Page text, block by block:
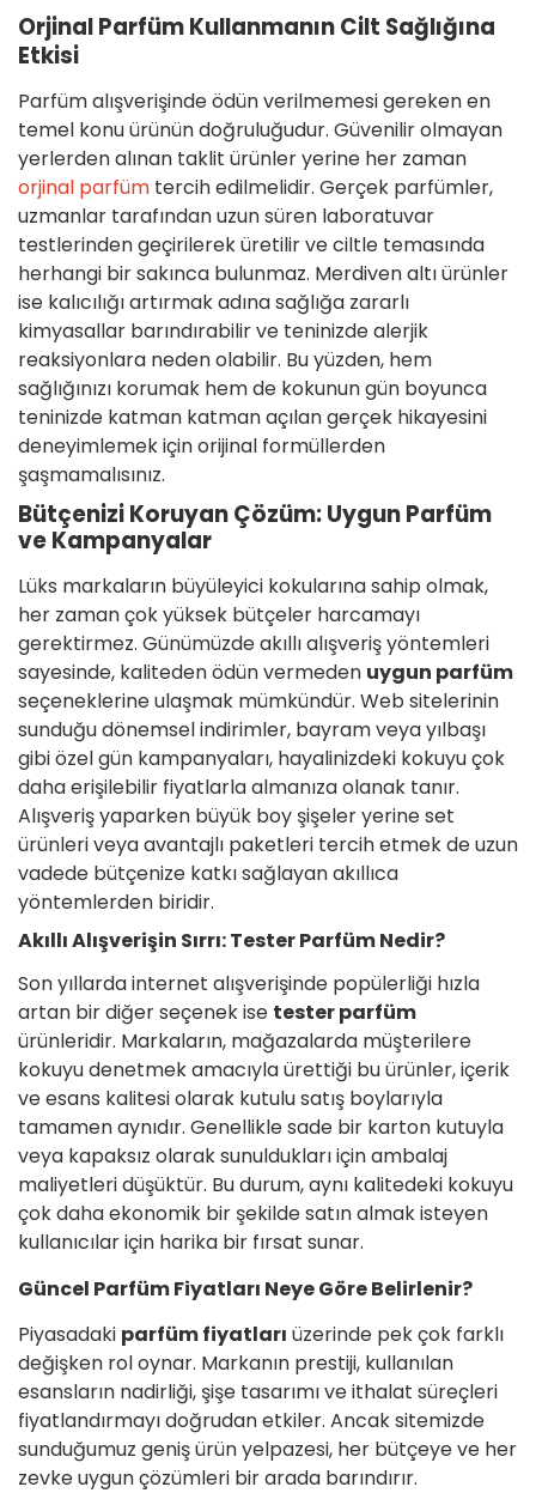
Orjinal Parfüm Kullanmanın Cilt Sağlığına
Etkisi
Parfüm alışverişinde ödün verilmemesi gereken en
temel konu ürünün doğruluğudur. Güvenilir olmayan
yerlerden alınan taklit ürünler yerine her zaman
orjinal parfüm tercih edilmelidir. Gerçek parfümler,
uzmanlar tarafından uzun süren laboratuvar
testlerinden geçirilerek üretilir ve ciltle temasında
herhangi bir sakınca bulunmaz. Merdiven altı ürünler
ise kalıcılığı artırmak adına sağlığa zararlı
kimyasallar barındırabilir ve teninizde alerjik
reaksiyonlara neden olabilir. Bu yüzden, hem
sağlığınızı korumak hem de kokunun gün boyunca
teninizde katman katman açılan gerçek hikayesini
deneyimlemek için orijinal formüllerden
şaşmamalısınız.
Bütçenizi Koruyan Çözüm: Uygun Parfüm
ve Kampanyalar
Lüks markaların büyüleyici kokularına sahip olmak,
her zaman çok yüksek bütçeler harcamayı
gerektirmez. Günümüzde akıllı alışveriş yöntemleri
sayesinde, kaliteden ödün vermeden uygun parfüm
seçeneklerine ulaşmak mümkündür. Web sitelerinin
sunduğu dönemsel indirimler, bayram veya yılbaşı
gibi özel gün kampanyaları, hayalinizdeki kokuyu çok
daha erişilebilir fiyatlarla almanıza olanak tanır.
Alışveriş yaparken büyük boy şişeler yerine set
ürünleri veya avantajlı paketleri tercih etmek de uzun
vadede bütçenize katkı sağlayan akıllıca
yöntemlerden biridir.
Akıllı Alışverişin Sırrı: Tester Parfüm Nedir?
Son yıllarda internet alışverişinde popülerliği hızla
artan bir diğer seçenek ise tester parfüm
ürünleridir. Markaların, mağazalarda müşterilere
kokuyu denetmek amacıyla ürettiği bu ürünler, içerik
ve esans kalitesi olarak kutulu satış boylarıyla
tamamen aynıdır. Genellikle sade bir karton kutuyla
veya kapaksız olarak sunuldukları için ambalaj
maliyetleri düşüktür. Bu durum, aynı kalitedeki kokuyu
çok daha ekonomik bir şekilde satın almak isteyen
kullanıcılar için harika bir fırsat sunar.
Güncel Parfüm Fiyatları Neye Göre Belirlenir?
Piyasadaki parfüm fiyatları üzerinde pek çok farklı
değişken rol oynar. Markanın prestiji, kullanılan
esansların nadirliği, şişe tasarımı ve ithalat süreçleri
fiyatlandırmayı doğrudan etkiler. Ancak sitemizde
sunduğumuz geniş ürün yelpazesi, her bütçeye ve her
zevke uygun çözümleri bir arada barındırır.